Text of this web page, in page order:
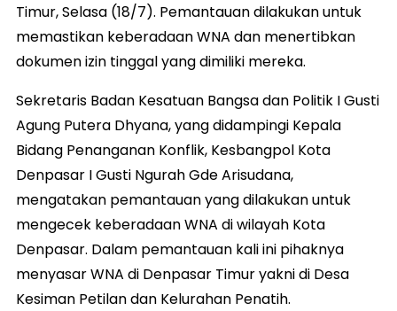
Timur, Selasa (18/7). Pemantauan dilakukan untuk
memastikan keberadaan WNA dan menertibkan
dokumen izin tinggal yang dimiliki mereka.
Sekretaris Badan Kesatuan Bangsa dan Politik I Gusti
Agung Putera Dhyana, yang didampingi Kepala
Bidang Penanganan Konflik, Kesbangpol Kota
Denpasar I Gusti Ngurah Gde Arisudana,
mengatakan pemantauan yang dilakukan untuk
mengecek keberadaan WNA di wilayah Kota
Denpasar. Dalam pemantauan kali ini pihaknya
menyasar WNA di Denpasar Timur yakni di Desa
Kesiman Petilan dan Kelurahan Penatih.